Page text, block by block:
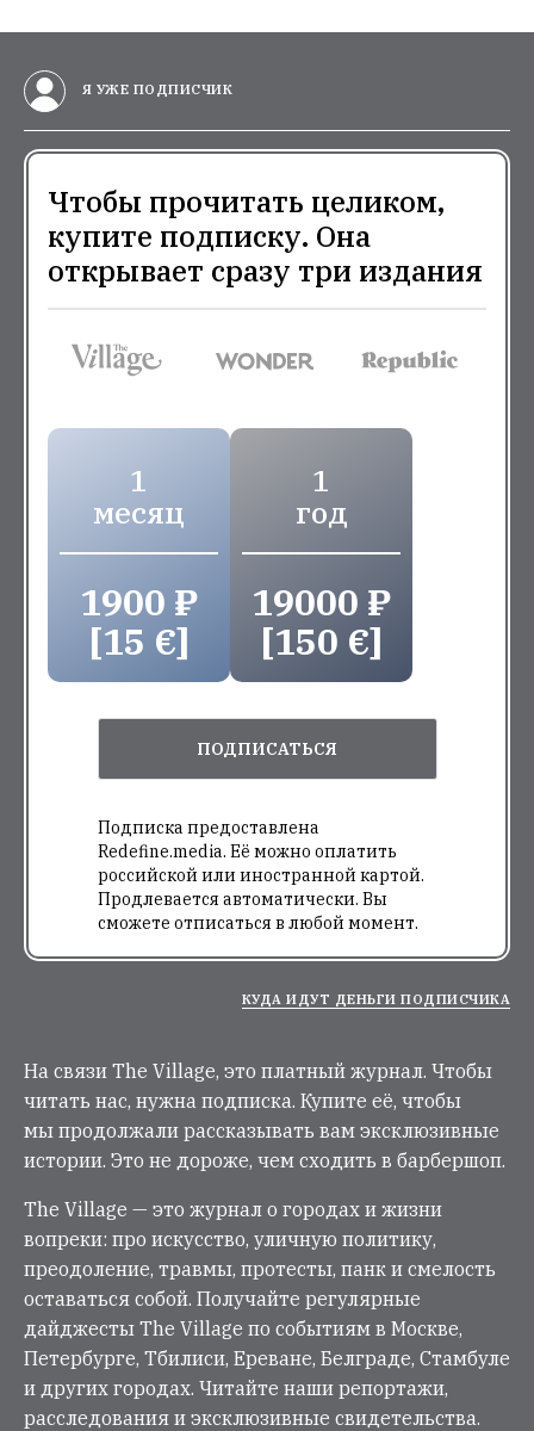
Я УЖЕ ПОДПИСЧИК
Чтобы прочитать целиком,
купите подписку. Она
открывает сразу три издания
1
месяц
1900 ₽
[15 €]
1
год
19000 ₽
[150 €]
ПОДПИСАТЬСЯ
Подписка предоставлена
Redefine.media. Её можно оплатить
российской или иностранной картой.
Продлевается автоматически. Вы
сможете отписаться в любой момент.
КУДА ИДУТ ДЕНЬГИ ПОДПИСЧИКА
На связи The Village, это платный журнал. Чтобы
читать нас, нужна подписка. Купите её, чтобы
мы продолжали рассказывать вам эксклюзивные
истории. Это не дороже, чем сходить в барбершоп.
The Village — это журнал о городах и жизни
вопреки: про искусство, уличную политику,
преодоление, травмы, протесты, панк и смелость
оставаться собой. Получайте регулярные
дайджесты The Village по событиям в Москве,
Петербурге, Тбилиси, Ереване, Белграде, Стамбуле
и других городах. Читайте наши репортажи,
расследования и эксклюзивные свидетельства.